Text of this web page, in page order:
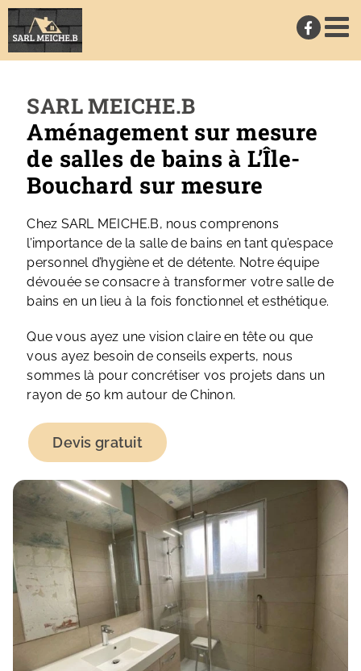
Passer
au
contenu
SARL MEICHE.B
Aménagement sur mesure
de salles de bains à L’Île-
Bouchard sur mesure
Chez SARL MEICHE.B, nous comprenons
l’importance de la salle de bains en tant qu’espace
personnel d’hygiène et de détente. Notre équipe
dévouée se consacre à transformer votre salle de
bains en un lieu à la fois fonctionnel et esthétique.
Que vous ayez une vision claire en tête ou que
vous ayez besoin de conseils experts, nous
sommes là pour concrétiser vos projets dans un
rayon de 50 km autour de Chinon.
Devis gratuit